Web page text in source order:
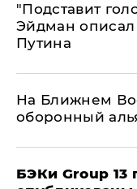
​"Подставит
Эйдман описал
Путина
На Ближнем
оборонный
​БЭКи Group 13